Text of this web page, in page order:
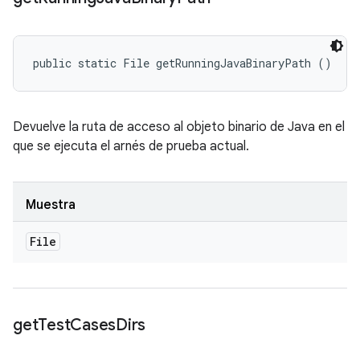
public static File getRunningJavaBinaryPath ()
Devuelve la ruta de acceso al objeto binario de Java en el
que se ejecuta el arnés de prueba actual.
Muestra
File
getTestCasesDirs